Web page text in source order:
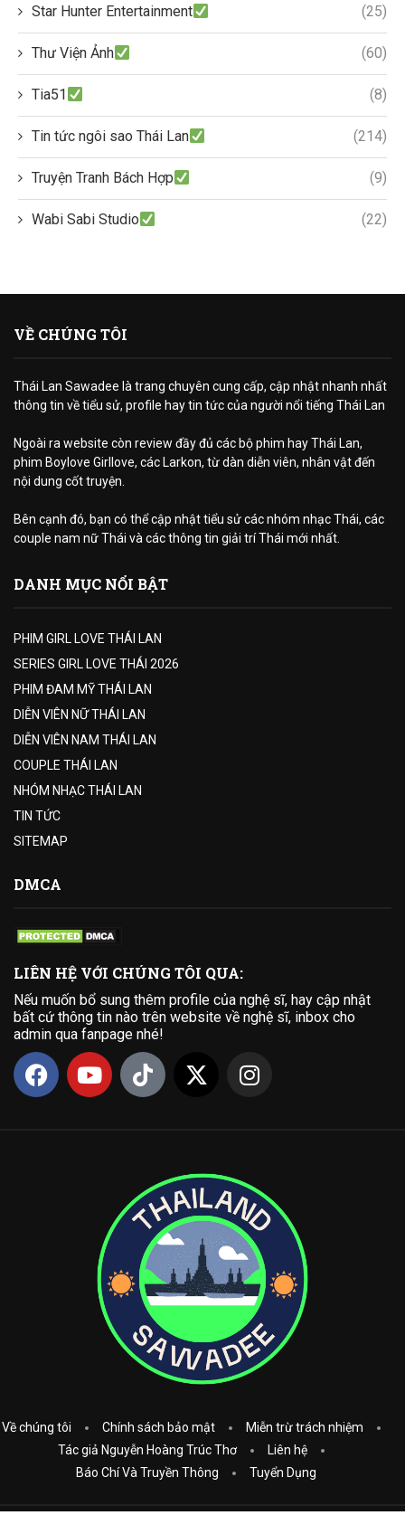
Star Hunter Entertainment (25)
Thư Viện Ảnh (60)
Tia51 (8)
Tin tức ngôi sao Thái Lan (214)
Truyện Tranh Bách Hợp (9)
Wabi Sabi Studio (22)
VỀ CHÚNG TÔI
Thái Lan Sawadee là trang chuyên cung cấp, cập nhật nhanh nhất
thông tin về tiểu sử, profile hay tin tức của người nổi tiếng Thái Lan
Ngoài ra website còn review đầy đủ các bộ phim hay Thái Lan,
phim Boylove Girllove, các Larkon, từ dàn diễn viên, nhân vật đến
nội dung cốt truyện.
Bên cạnh đó, bạn có thể cập nhật tiểu sử các nhóm nhạc Thái, các
couple nam nữ Thái và các thông tin giải trí Thái mới nhất.
DANH MỤC NỔI BẬT
PHIM GIRL LOVE THÁI LAN
SERIES GIRL LOVE THÁI 2026
PHIM ĐAM MỸ THÁI LAN
DIỄN VIÊN NỮ THÁI LAN
DIỄN VIÊN NAM THÁI LAN
COUPLE THÁI LAN
NHÓM NHẠC THÁI LAN
TIN TỨC
SITEMAP
DMCA
LIÊN HỆ VỚI CHÚNG TÔI QUA:
Nếu muốn bổ sung thêm profile của nghệ sĩ, hay cập nhật
bất cứ thông tin nào trên website về nghệ sĩ, inbox cho
admin qua fanpage nhé!
Về chúng tôi Chính sách bảo mật
Miễn trừ trách nhiệm
Tác giả Nguyễn Hoàng Trúc Thơ
Liên hệ
Báo Chí Và Truyền Thông
Tuyển Dụng